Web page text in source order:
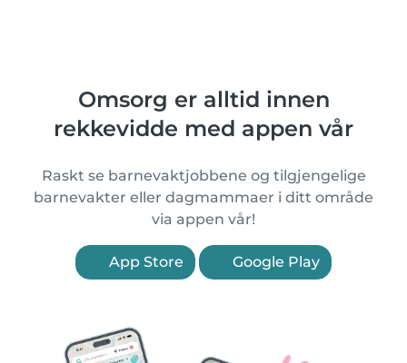
Omsorg er alltid innen
rekkevidde med appen vår
Raskt se barnevaktjobbene og tilgjengelige
barnevakter eller dagmammaer i ditt område
via appen vår!
App Store Google Play